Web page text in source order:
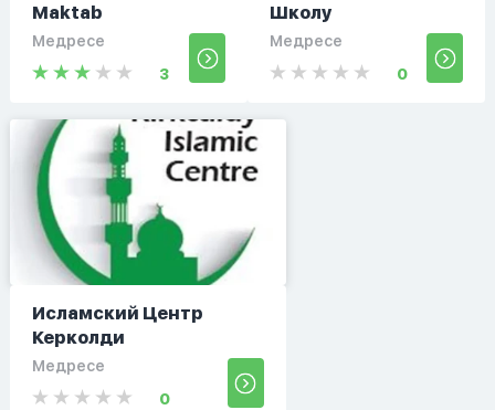
Maktab
Медресе
3
Школу
Медресе
0
Исламский Центр
Керколди
Медресе
0